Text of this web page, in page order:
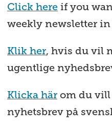
Click hereif you
weekly newsletter
Klik her, hvis du vil
ugentlige
Klicka härom du vill
nyhetsbrev på